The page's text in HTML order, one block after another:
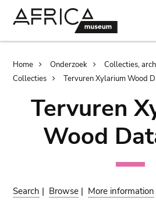
Breadcrumb
Home Onderzoek
Collecties,
Collecties
Tervuren Xylarium Wood
Tervuren
Wood
Search | Browse | More information